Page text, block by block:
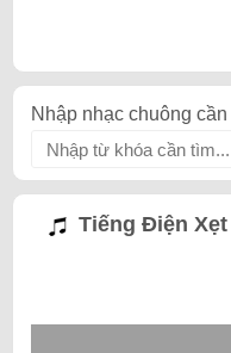
Nhập nhạc chuông cần
Tiếng Điện Xẹt